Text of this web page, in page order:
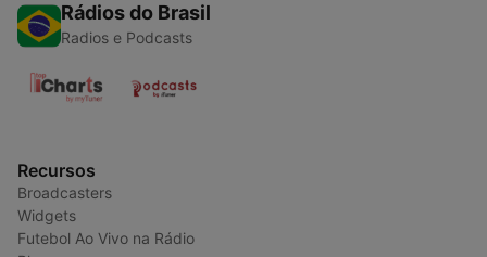
Rádios do Brasil
Radios e Podcasts
Recursos
Broadcasters
Widgets
Futebol Ao Vivo na Rádio